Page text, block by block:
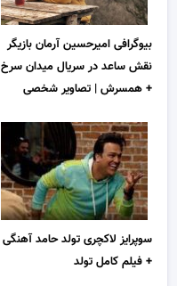
بیوگرافی امیرحسین آرمان بازیگر
نقش ساعد در سریال میدان سرخ
+ همسرش | تصاویر شخصی
سوپرایز لاکچری تولد حامد آهنگی
+ فیلم کامل تولد